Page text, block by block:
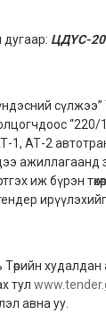
ЦДҮС-
1, АТ-2
ажиллагаанд
иж бүрэн
тул
авна уу.